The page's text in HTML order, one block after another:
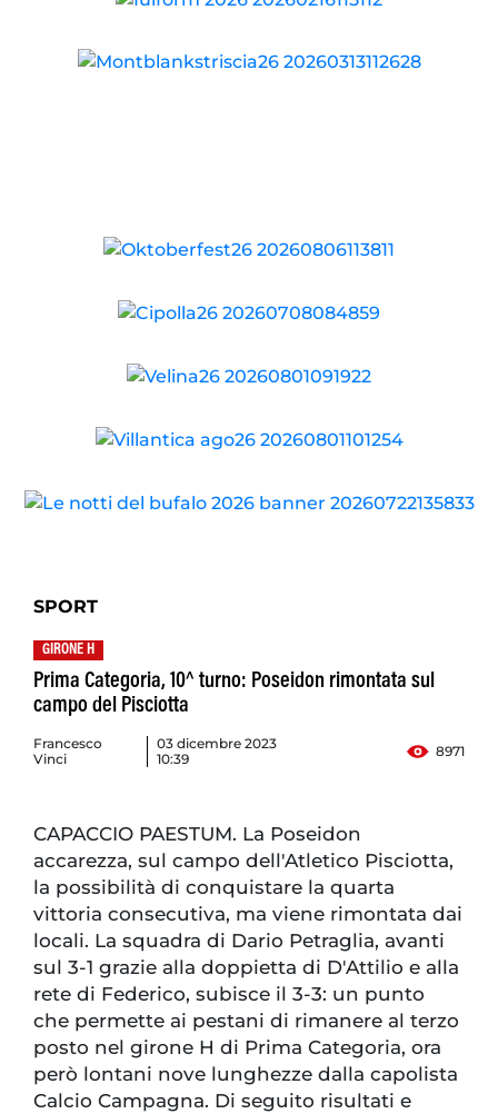
SPORT
GIRONE H
Prima Categoria, 10^ turno: Poseidon rimontata sul
campo del Pisciotta
Francesco
Vinci
03 dicembre 2023
10:39
8971
CAPACCIO PAESTUM. La Poseidon
accarezza, sul campo dell'Atletico Pisciotta,
la possibilità di conquistare la quarta
vittoria consecutiva, ma viene rimontata dai
locali. La squadra di Dario Petraglia, avanti
sul 3-1 grazie alla doppietta di D'Attilio e alla
rete di Federico, subisce il 3-3: un punto
che permette ai pestani di rimanere al terzo
posto nel girone H di Prima Categoria, ora
però lontani nove lunghezze dalla capolista
Calcio Campagna. Di seguito risultati e